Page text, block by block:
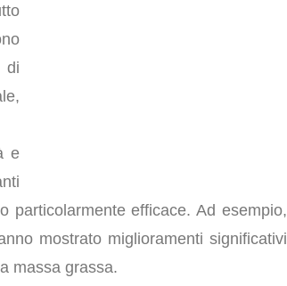
di
e
particolarmente efficace. Ad esempio,
mostrato miglioramenti significativi
massa grassa.